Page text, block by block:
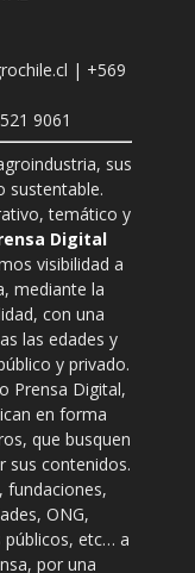
| +569
9061
sus
sustentable.
temático y
Digital
visibilidad a
mediante la
con una
las edades y
y privado.
Prensa Digital,
en forma
que busquen
sus contenidos.
fundaciones,
ONG,
públicos, etc… a
por una